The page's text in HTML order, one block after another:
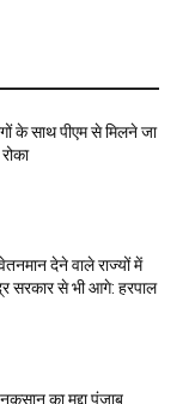
के साथ पीएम से मिलने जा
देने वाले राज्यों में
सरकार से भी आगे: हरपाल
का मुद्दा पंजाब